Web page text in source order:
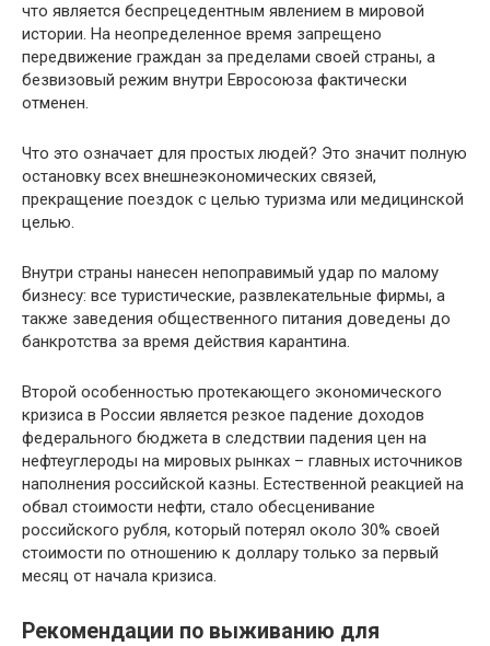
что является беспрецедентным явлением в мировой
истории. На неопределенное время запрещено
передвижение граждан за пределами своей страны, а
безвизовый режим внутри Евросоюза фактически
отменен.
Что это означает для простых людей? Это значит полную
остановку всех внешнеэкономических связей,
прекращение поездок с целью туризма или медицинской
целью.
Внутри страны нанесен непоправимый удар по малому
бизнесу: все туристические, развлекательные фирмы, а
также заведения общественного питания доведены до
банкротства за время действия карантина.
Второй особенностью протекающего экономического
кризиса в России является резкое падение доходов
федерального бюджета в следствии падения цен на
нефтеуглероды на мировых рынках – главных источников
наполнения российской казны. Естественной реакцией на
обвал стоимости нефти, стало обесценивание
российского рубля, который потерял около 30% своей
стоимости по отношению к доллару только за первый
месяц от начала кризиса.
Рекомендации по выживанию для